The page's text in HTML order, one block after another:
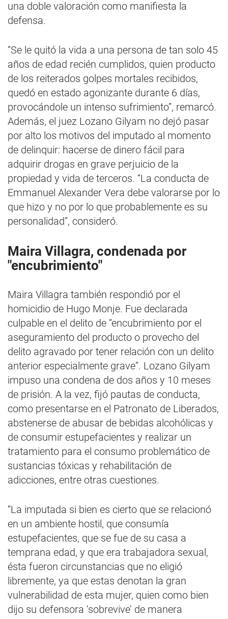
una doble valoración como manifiesta la
defensa.
“Se le quitó la vida a una persona de tan solo 45
años de edad recién cumplidos, quien producto
de los reiterados golpes mortales recibidos,
quedó en estado agonizante durante 6 días,
provocándole un intenso sufrimiento”, remarcó.
Además, el juez Lozano Gilyam no dejó pasar
por alto los motivos del imputado al momento
de delinquir: hacerse de dinero fácil para
adquirir drogas en grave perjuicio de la
propiedad y vida de terceros. “La conducta de
Emmanuel Alexander Vera debe valorarse por lo
que hizo y no por lo que probablemente es su
personalidad”, consideró.
Maira Villagra, condenada por
"encubrimiento"
Maira Villagra también respondió por el
homicidio de Hugo Monje. Fue declarada
culpable en el delito de “encubrimiento por el
aseguramiento del producto o provecho del
delito agravado por tener relación con un delito
anterior especialmente grave”. Lozano Gilyam
impuso una condena de dos años y 10 meses
de prisión. A la vez, fijó pautas de conducta,
como presentarse en el Patronato de Liberados,
abstenerse de abusar de bebidas alcohólicas y
de consumir estupefacientes y realizar un
tratamiento para el consumo problemático de
sustancias tóxicas y rehabilitación de
adicciones, entre otras cuestiones.
“La imputada si bien es cierto que se relacionó
en un ambiente hostil, que consumía
estupefacientes, que se fue de su casa a
temprana edad, y que era trabajadora sexual,
ésta fueron circunstancias que no eligió
libremente, ya que estas denotan la gran
vulnerabilidad de esta mujer, quien como bien
dijo su defensora ‘sobrevive’ de manera